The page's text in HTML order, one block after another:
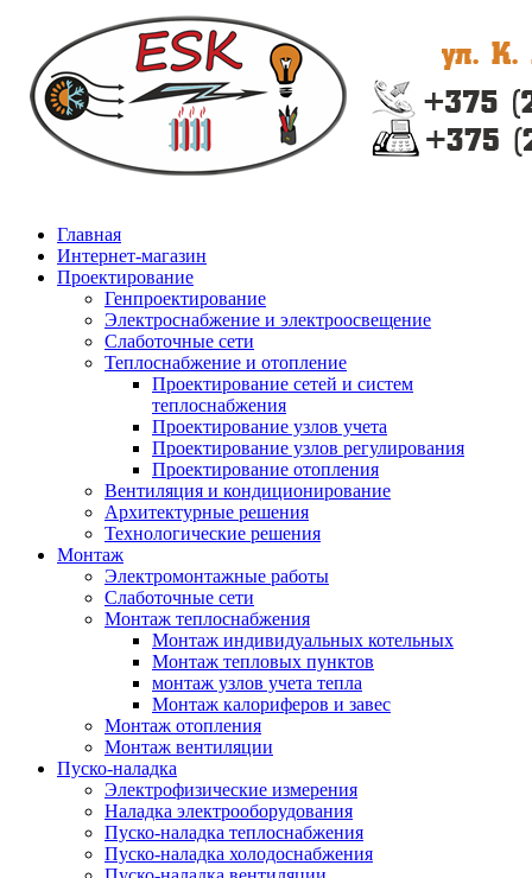
Главная
Интернет-магазин
Проектирование
Генпроектирование
Электроснабжение и электроосвещение
Слаботочные сети
Теплоснабжение и отопление
Проектирование сетей и систем
теплоснабжения
Проектирование узлов учета
Проектирование узлов регулирования
Проектирование отопления
Вентиляция и кондиционирование
Архитектурные решения
Технологические решения
Монтаж
Электромонтажные работы
Слаботочные сети
Монтаж теплоснабжения
Монтаж индивидуальных котельных
Монтаж тепловых пунктов
монтаж узлов учета тепла
Монтаж калориферов и завес
Монтаж отопления
Монтаж вентиляции
Пуско-наладка
Электрофизические измерения
Наладка электрооборудования
Пуско-наладка теплоснабжения
Пуско-наладка холодоснабжения